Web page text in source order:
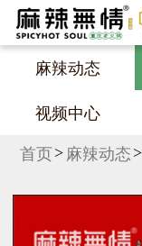
麻辣动态
视频中心
首页 麻辣动态